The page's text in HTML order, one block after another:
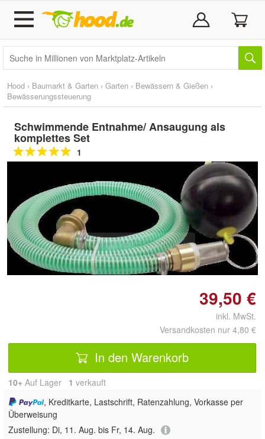
Hood › Baumarkt & Garten › Garten › Bewässern & Gießen ›
Bewässerungssteuerung
Schwimmende Entnahme/ Ansaugung als
komplettes Set
1
Doppelt antippen zum
vergrößern
39,50 €
inkl. MwSt.
Versandkosten nur 4,80 €
In den Warenkorb
10+ Auf Lager 1 verkauft
, Kreditkarte, Lastschrift, Ratenzahlung, Vorkasse per
Überweisung
Zustellung: Di, 11. Aug. bis Fr, 14. Aug.